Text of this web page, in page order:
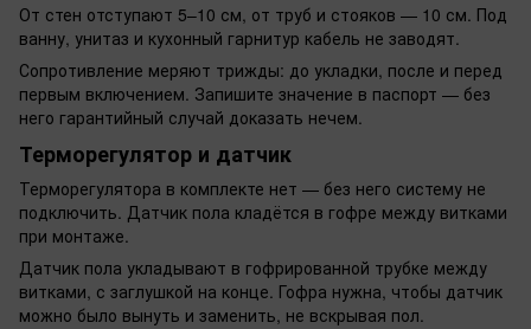
От стен отступают 5–10 см, от труб и стояков — 10 см. Под
ванну, унитаз и кухонный гарнитур кабель не заводят.
Сопротивление меряют трижды: до укладки, после и перед
первым включением. Запишите значение в паспорт — без
него гарантийный случай доказать нечем.
Терморегулятор и датчик
Терморегулятора в комплекте нет — без него систему не
подключить. Датчик пола кладётся в гофре между витками
при монтаже.
Датчик пола укладывают в гофрированной трубке между
витками, с заглушкой на конце. Гофра нужна, чтобы датчик
можно было вынуть и заменить, не вскрывая пол.